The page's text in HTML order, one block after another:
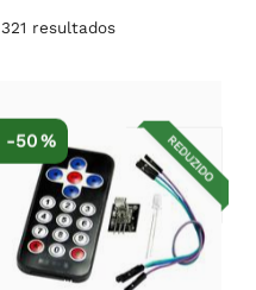
321 resultados
REDUZIDO
-50 %